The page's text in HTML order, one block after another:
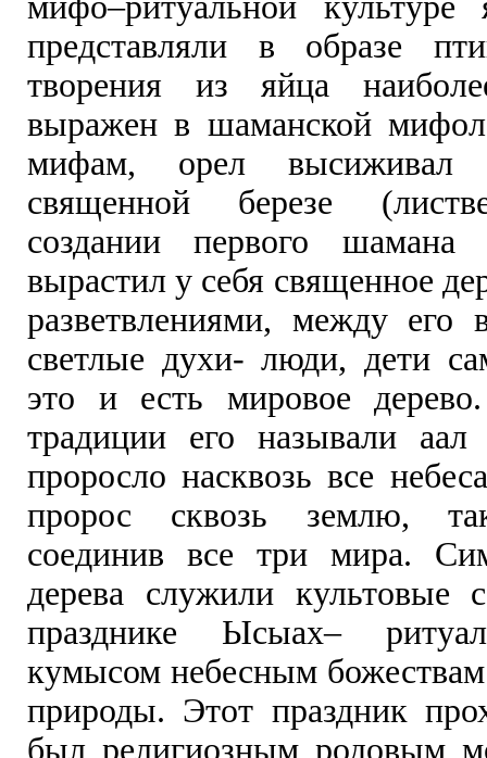
представляли в образе
творения из яйца
выражен в шаманской
мифам, орел высиживал
священной березе
создании первого
вырастил у себя священное
разветвлениями, между его
светлые духи- люди, дети
это и есть мировое
традиции его называли
проросло насквозь все
пророс сквозь землю,
соединив все три мира.
дерева служили культовые
празднике Ысыах–
кумысом небесным
природы. Этот праздник
был религиозным родовым